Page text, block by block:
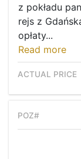
z pokładu
rejs z
opłaty...
Read more